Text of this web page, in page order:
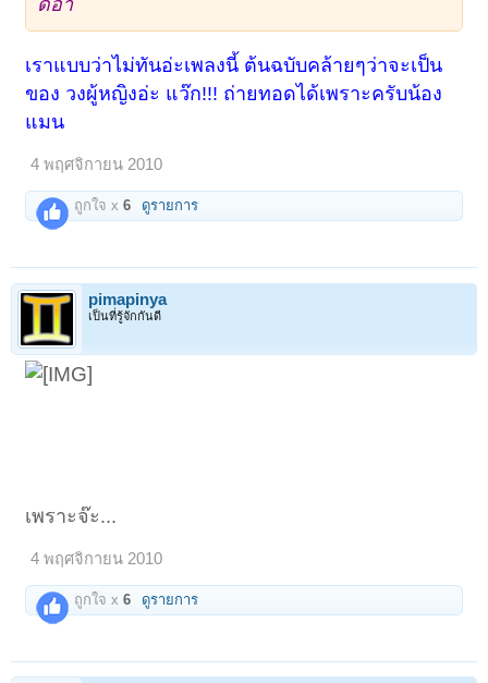
เราแบบว่าไม่ทันอ่ะเพลงนี้ ต้นฉบับคล้ายๆว่าจะเป็น
ของ วงผู้หญิงอ่ะ แว๊ก!!! ถ่ายทอดได้เพราะครับน้อง
แมน
4 พฤศจิกายน 2010
ถูกใจ x6 ดูรายการ
pimapinya
เป็นที่รู้จักกันดี
เพราะจ๊ะ...
4 พฤศจิกายน 2010
ถูกใจ x6 ดูรายการ